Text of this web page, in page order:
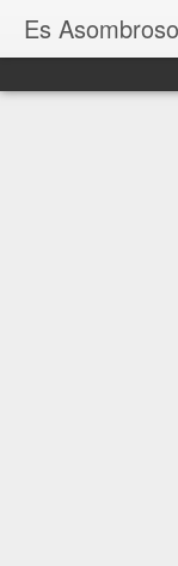
Es Asombroso